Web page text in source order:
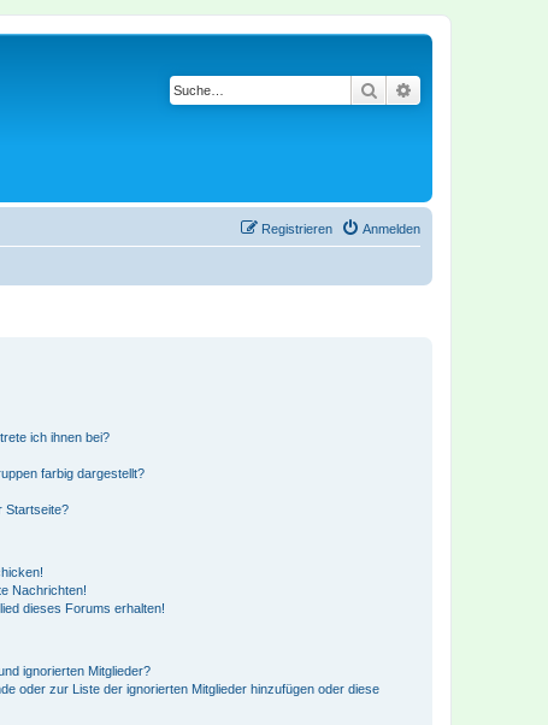
Suche
Anmelden
Registrieren
ich ihnen bei?
farbig dargestellt?
Startseite?
Nachrichten!
dieses Forums erhalten!
ignorierten Mitglieder?
oder zur Liste der ignorierten Mitglieder hinzufügen oder diese